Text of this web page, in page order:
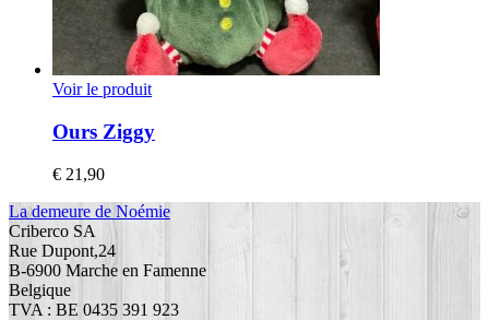
Voir le produit
Ours Ziggy
€ 21,90
La demeure de Noémie
Criberco SA
Rue Dupont,24
B-6900 Marche en Famenne
Belgique
TVA : BE 0435 391 923